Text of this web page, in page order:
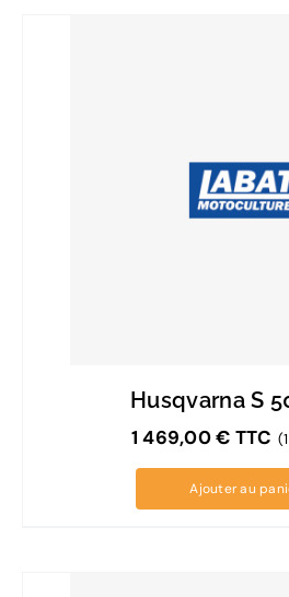
Husqvarna S
1 469,00€ TTC
Ajouter au